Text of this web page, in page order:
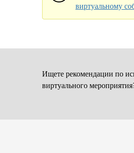
виртуальному
Ищете рекомендации по
виртуального